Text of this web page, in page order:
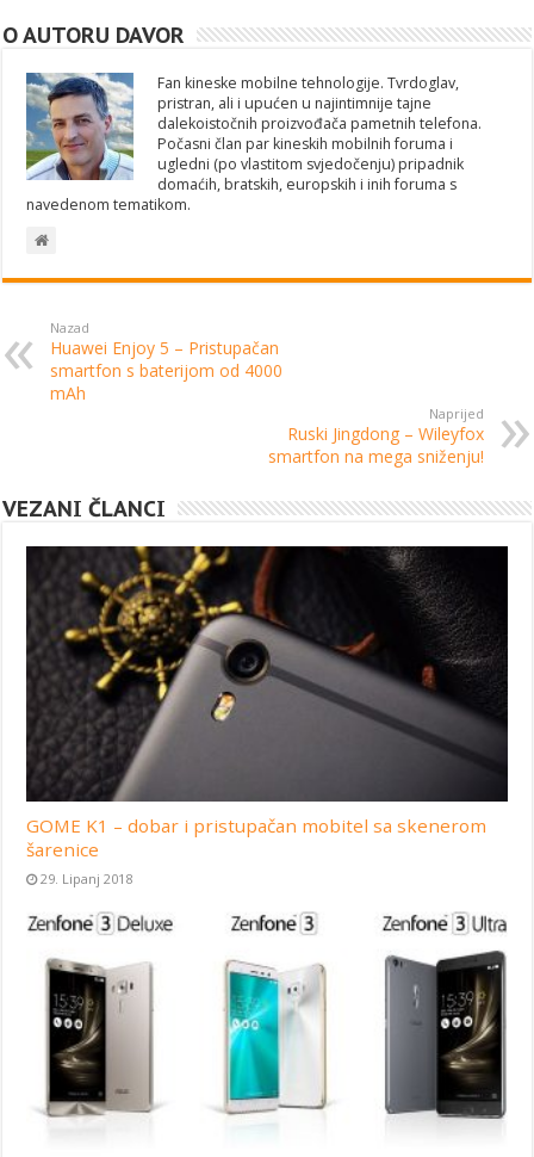
O AUTORU DAVOR
Fan kineske mobilne tehnologije. Tvrdoglav,
pristran, ali i upućen u najintimnije tajne
dalekoistočnih proizvođača pametnih telefona.
Počasni član par kineskih mobilnih foruma i
ugledni (po vlastitom svjedočenju) pripadnik
domaćih, bratskih, europskih i inih foruma s
navedenom tematikom.
Nazad
Huawei Enjoy 5 – Pristupačan
smartfon s baterijom od 4000
mAh
Naprijed
Ruski Jingdong – Wileyfox
smartfon na mega sniženju!
VEZANI ČLANCI
GOME K1 – dobar i pristupačan mobitel sa skenerom
šarenice
29. Lipanj 2018